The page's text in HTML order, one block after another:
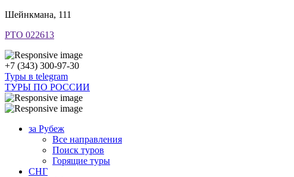
Шейнкмана, 111
РТО 022613
+7 (343) 300-97-30
Туры в telegram
ТУРЫ ПО РОССИИ
за Рубеж
Все направления
Поиск туров
Горящие туры
СНГ